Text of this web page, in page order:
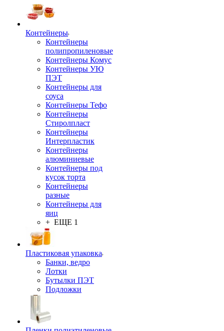
Контейнеры
Контейнеры
полипропиленовые
Контейнеры Комус
Контейнеры УЮ
ПЭТ
Контейнеры для
соуса
Контейнеры Тефо
Контейнеры
Стиролпласт
Контейнеры
Интерпластик
Контейнеры
алюминиевые
Контейнеры под
кусок торта
Контейнеры
разные
Контейнеры для
яиц
+ ЕЩЕ 1
Пластиковая упаковка
Банки, ведро
Лотки
Бутылки ПЭТ
Подложки